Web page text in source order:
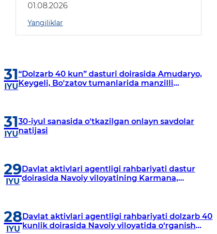
borildi
01.08.2026
Yangiliklar
31
IYU
“Dolzarb 40 kun” dasturi doirasida Amudaryo,
Keygeli, Bo'zatov tumanlarida manzilli
31
IYU
30-iyul sanasida o'tkazilgan onlayn savdolar
natijasi
29
IYU
Davlat aktivlari agentligi rahbariyati dastur
doirasida Navoiy viloyatining Karmana,
28
IYU
Davlat aktivlari agentligi rahbariyati dolzarb 40
kunlik doirasida Navoiy viloyatida o‘rganish